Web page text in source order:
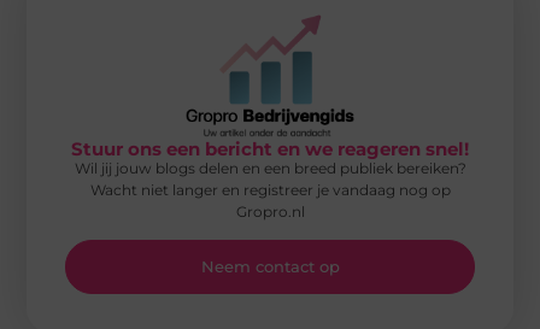
Stuur ons een bericht en we reageren snel!
Wil jij jouw blogs delen en een breed publiek bereiken?
Wacht niet langer en registreer je vandaag nog op
Gropro.nl
Neem contact op